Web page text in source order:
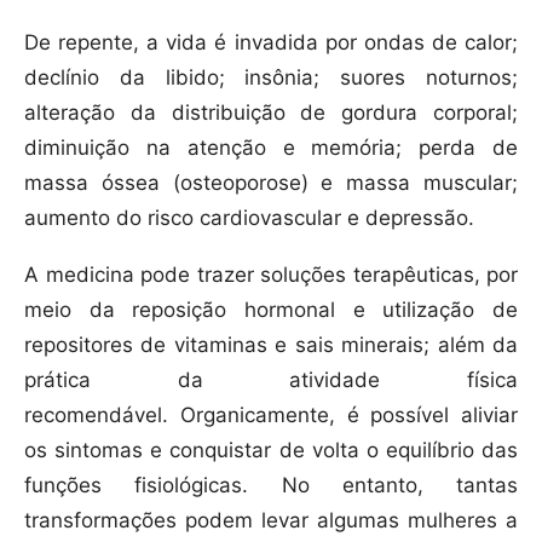
De repente, a vida é invadida por ondas de calor;
declínio da libido; insônia; suores noturnos;
alteração da distribuição de gordura corporal;
diminuição na atenção e memória; perda de
massa óssea (osteoporose) e massa muscular;
aumento do risco cardiovascular e depressão.
A medicina pode trazer soluções terapêuticas, por
meio da reposição hormonal e utilização de
repositores de vitaminas e sais minerais; além da
prática da atividade física
recomendável. Organicamente, é possível aliviar
os sintomas e conquistar de volta o equilíbrio das
funções fisiológicas. No entanto, tantas
transformações podem levar algumas mulheres a